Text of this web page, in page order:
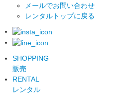
メールでお問い合わせ
レンタルトップに戻る
SHOPPING
販売
RENTAL
レンタル